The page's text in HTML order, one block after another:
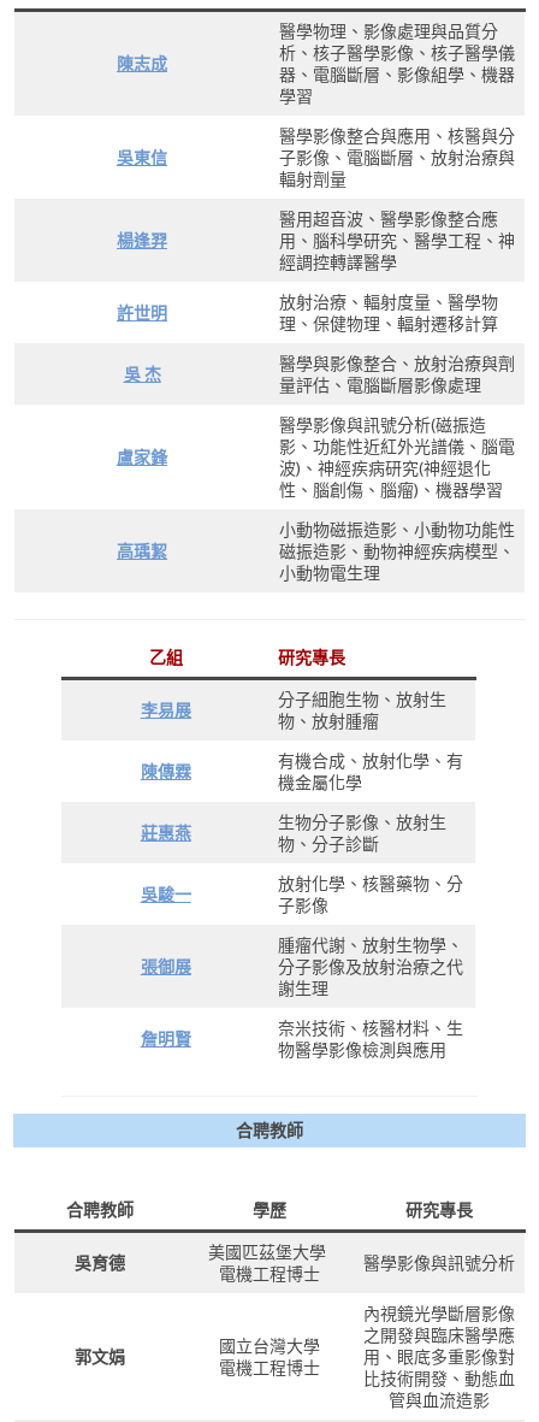
陳志成
醫學物理、影像處理與品質分
析、核子醫學影像、核子醫學儀
器、電腦斷層、影像組學、機器
學習
吳東信
醫學影像整合與應用、核醫與分
子影像、電腦斷層、放射治療與
輻射劑量
楊逢羿
醫用超音波、醫學影像整合應
用、腦科學研究、醫學工程、神
經調控轉譯醫學
許世明
放射治療、輻射度量、醫學物
理、保健物理、輻射遷移計算
吳 杰
醫學與影像整合、放射治療與劑
量評估、電腦斷層影像處理
盧家鋒
醫學影像與訊號分析(磁振造
影、功能性近紅外光譜儀、腦電
波)、神經疾病研究(神經退化
性、腦創傷、腦瘤)、機器學習
高瑀絜
小動物磁振造影、小動物功能性
磁振造影、動物神經疾病模型、
小動物電生理
乙組 研究專長
李易展
分子細胞生物、放射生
物、放射腫瘤
陳傳霖
有機合成、放射化學、有
機金屬化學
莊惠燕
生物分子影像、放射生
物、分子診斷
吳駿一
放射化學、核醫藥物、分
子影像
張御展
腫瘤代謝、放射生物學、
分子影像及放射治療之代
謝生理
詹明賢
奈米技術、核醫材料、生
物醫學影像檢測與應用
合聘教師
合聘教師 學歷 研究專長
吳育德
美國匹茲堡大學
電機工程博士
醫學影像與訊號分析
郭文娟
國立台灣大學
電機工程博士
內視鏡光學斷層影像
之開發與臨床醫學應
用、眼底多重影像對
比技術開發、動態血
管與血流造影